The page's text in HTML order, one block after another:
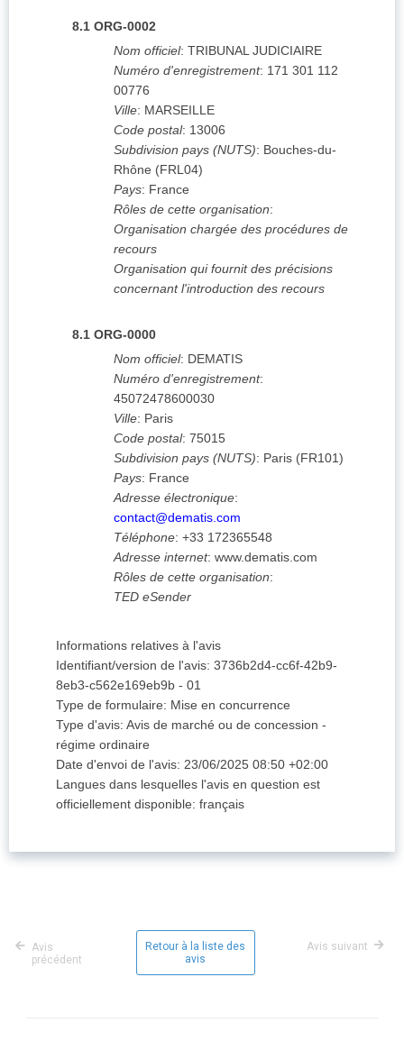
8.1 ORG-0002
Nom officiel: TRIBUNAL JUDICIAIRE
Numéro d'enregistrement: 171 301 112
00776
Ville: MARSEILLE
Code postal: 13006
Subdivision pays (NUTS): Bouches-du-
Rhône (FRL04)
Pays: France
Rôles de cette organisation:
Organisation chargée des procédures de
recours
Organisation qui fournit des précisions
concernant l'introduction des recours
8.1 ORG-0000
Nom officiel: DEMATIS
Numéro d'enregistrement:
45072478600030
Ville: Paris
Code postal: 75015
Subdivision pays (NUTS): Paris (FR101)
Pays: France
Adresse électronique:
contact@dematis.com
Téléphone: +33 172365548
Adresse internet: www.dematis.com
Rôles de cette organisation:
TED eSender
Informations relatives à l'avis
Identifiant/version de l'avis: 3736b2d4-cc6f-42b9-
8eb3-c562e169eb9b - 01
Type de formulaire: Mise en concurrence
Type d'avis: Avis de marché ou de concession -
régime ordinaire
Date d'envoi de l'avis: 23/06/2025 08:50 +02:00
Langues dans lesquelles l'avis en question est
officiellement disponible: français
Avis
précédent
Retour à la liste des
avis
Avis suivant